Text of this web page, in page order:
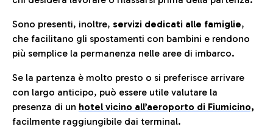
Sono presenti, inoltre, servizi dedicati alle famiglie,
che facilitano gli spostamenti con bambini e rendono
più semplice la permanenza nelle aree di imbarco.
Se la partenza è molto presto o si preferisce arrivare
con largo anticipo, può essere utile valutare la
presenza di un hotel vicino all’aeroporto di Fiumicino,
facilmente raggiungibile dai terminal.